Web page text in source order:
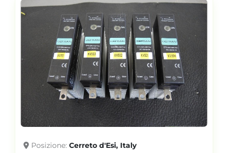
Posizione Cerreto d'Esi, Italy